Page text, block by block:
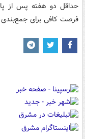
حداقل دو هفته پس از
فرصت کافی برای جمع‌بندی